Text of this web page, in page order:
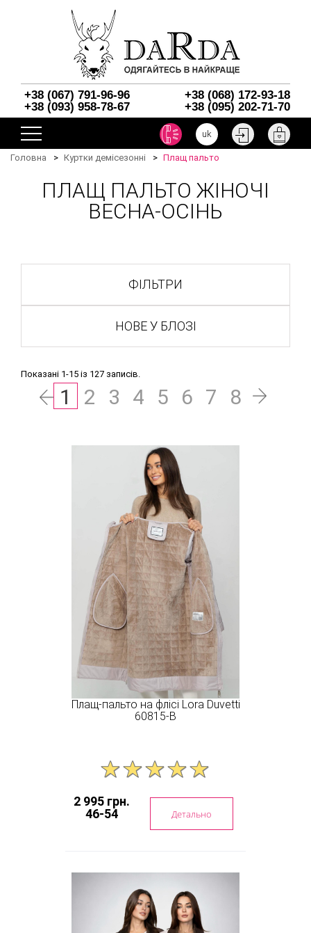
+38 (067) 791-96-96
+38 (068) 172-93-18
+38 (093) 958-78-67
+38 (095) 202-71-70
uk
Головна Куртки демісезонні Плащ пальто
ПЛАЩ ПАЛЬТО ЖІНОЧІ
ВЕСНА-ОСІНЬ
ФІЛЬТРИ
НОВЕ У БЛОЗІ
Показані 1-15 із 127 записів.
1 2 3 4 5 6 7 8
Плащ-пальто на флісі Lora Duvetti
60815-B
2 995 грн.
46-54
Детально